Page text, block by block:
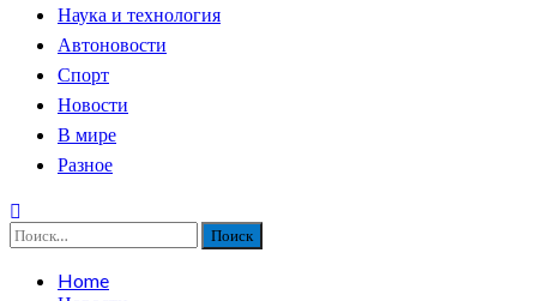
Наука и технология
Автоновости
Спорт
Новости
В мире
Разное
Найти:
Home